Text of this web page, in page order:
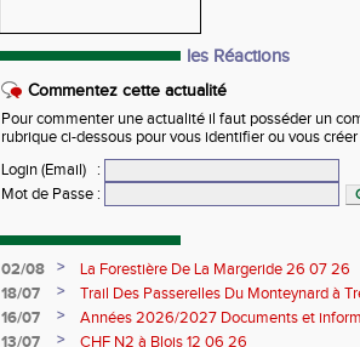
les Réactions
Commentez cette actualité
Pour commenter une actualité il faut posséder un
rubrique ci-dessous pour vous identifier ou vous
Login (Email)
:
Mot de Passe :
02/08 >
La Forestière De La Margeride 26 07 26
18/07
>
Trail Des Passerelles Du Monteynard à
16/07
>
Années 2026/2027 Documents et
13/07
>
CHF N2 à Blois 12 06 26